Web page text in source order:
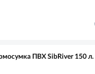
ПВХ SibRiver 150 л.